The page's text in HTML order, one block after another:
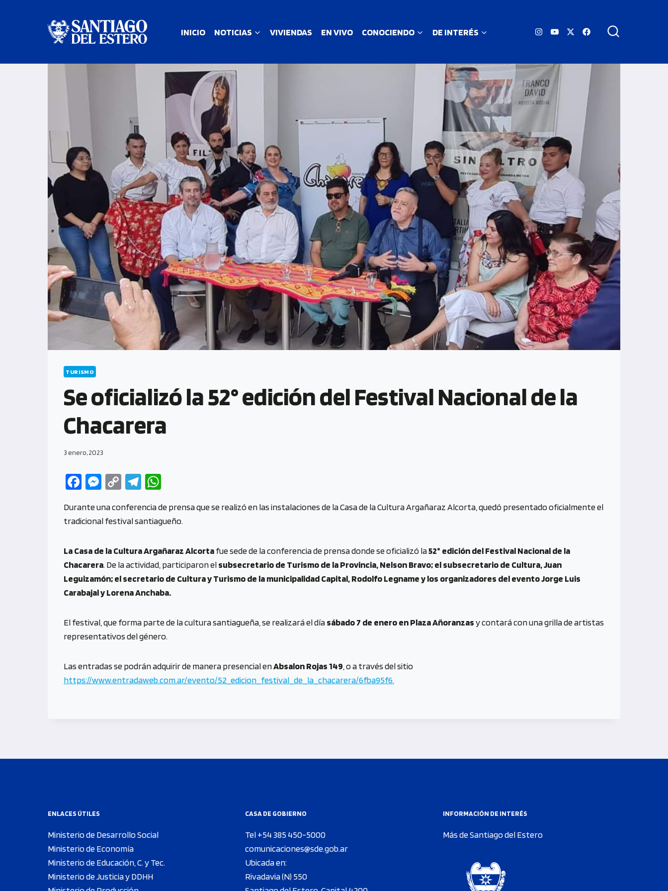
INICIO NOTICIAS VIVIENDAS EN VIVO CONOCIENDO DE INTERÉS
TURISMO
Se oficializó la 52° edición del Festival Nacional de la
Chacarera
3 enero, 2023
Fa
b
o
o
k
M
se
n
g
er
C
py
Li
n
k
Te
gr
a
m
at
s
A
p
p
Durante una conferencia de prensa que se realizó en las instalaciones de la Casa de la Cultura Argañaraz Alcorta, quedó presentado oficialmente el
tradicional festival santiagueño.
La Casa de la Cultura Argañaraz Alcortafue sede de la conferencia de prensa donde se oficializó la52° edición del Festival Nacional de la
Chacarera. De la actividad, participaron elsubsecretario de Turismo de la Provincia, Nelson Bravo; el subsecretario de Cultura, Juan
Leguizamón; el secretario de Cultura y Turismo de la municipalidad Capital, Rodolfo Legname y los organizadores del evento Jorge Luis
Carabajal y Lorena Anchaba.
El festival, que forma parte de la cultura santiagueña, se realizará el díasábado 7 de enero en Plaza Añoranzasy contará con una grilla de artistas
representativos del género.
Las entradas se podrán adquirir de manera presencial enAbsalon Rojas 149 , o a través del sitio
https://www.entradaweb.com.ar/evento/52_edicion_festival_de_la_chacarera/6fba95f6.
ENLACES ÚTILES
Ministerio de Desarrollo Social
Ministerio de Economía
Ministerio de Educación, C. y Tec.
Ministerio de Justicia y DDHH
CASA DE GOBIERNO
Tel +54 385 450-5000
comunicaciones@sde.gob.ar
Ubicada en:
Rivadavia (N) 550
INFORMACIÓN DE INTERÉS
Más de Santiago del Estero